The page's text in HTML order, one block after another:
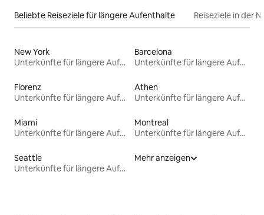
Beliebte Reiseziele für längere Aufenthalte Reiseziele in der
New York
Unterkünfte für längere Aufenthalte
Barcelona
Unterkünfte für längere Aufenthalte
Florenz
Unterkünfte für längere Aufenthalte
Athen
Unterkünfte für längere Aufenthalte
Miami
Unterkünfte für längere Aufenthalte
Montreal
Unterkünfte für längere Aufenthalte
Seattle
Unterkünfte für längere Aufenthalte
Mehr anzeigen